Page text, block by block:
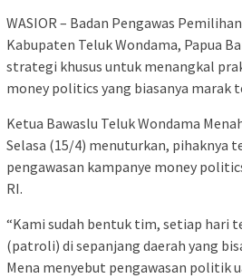
WASIOR – Badan Pengawas
Kabupaten Teluk Wondama, Papua
strategi khusus untuk menangkal
money politics yang biasanya marak
Ketua Bawaslu Teluk Wondama
Selasa (15/4) menuturkan, pihaknya
pengawasan kampanye money
RI.
“Kami sudah bentuk tim, setiap hari
(patroli) di sepanjang daerah yang
Mena menyebut pengawasan politik